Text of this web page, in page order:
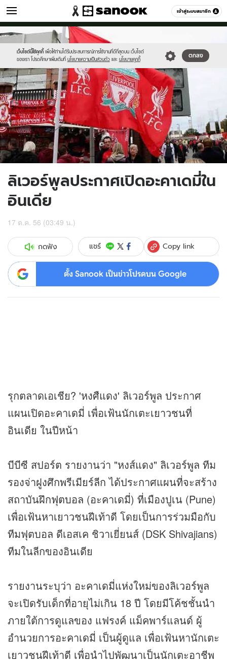
เข้าสู่ระบบสมาชิก
กีฬา หมวดอื่นๆ
เว็บไซต์นี้ใช้คุกกี้ เพื่อให้ท่านได้รับประสบการณ์การใช้งานที่ดีที่สุดบน เว็บไซต์
ของเรา โปรดศึกษาเพิ่มเติมที่ นโยบายความเป็นส่วนตัว และ นโยบายคุกกี้
ตกลง
Sanook
//s.isanook.com/sr/0/images/logo-
new-
sanook.png
600
60
//s.isanook.com/sp/0/ud/11/59060/487728-
01.jpg
ลิเวอร์พูลประกาศเปิดอะคาเดมี่ใน
อินเดีย
17 ต.ค. 56 (03:49 น.)
กดฟัง แชร์ Copy link
ตั้ง Sanook เป็นข่าวโปรดบน Google
รุกตลาดเอเชีย? 'หงศืแดง' ลิเวอร์พูล ประกาศ
แผนเปิดอะคาเดมี่ เพื่อเฟ้นนักเตะเยาวชนที่
อินเดีย ในปีหน้า
บีบีซี สปอร์ต รายงานว่า "หงส์แดง" ลิเวอร์พูล ทีม
รองจ่าฝูงศึกพรีเมียร์ลีก ได้ประกาศแผนที่จะสร้าง
สถาบันฝึกฟุตบอล (อะคาเดมี่) ที่เมืองปูเน (Pune)
เพื่อเฟ้นหาเยาวชนฝีเท้าดี โดยเป็นการร่วมมือกับ
ทีมฟุตบอล ดีเอสเค ชิวาเยี่ยนส์ (DSK Shivajians)
ทีมในลีกของอินเดีย
รายงานระบุว่า อะคาเดมี่แห่งใหม่ของลิเวอร์พูล
จะเปิดรับเด็กที่อายุไม่เกิน 18 ปี โดยมีโค้ชชั้นนำ
ภายใต้การดูแลของ แฟรงค์ แม็คพาร์แลนด์ ผู้
อำนวยการอะคาเดมี่ เป็นผู้ดูแล เพื่อเฟ้นหานักเตะ
เยาวชนฝีเท้าดี เพื่อนำไปพัฒนาเป็นนักเตะอาชีพ